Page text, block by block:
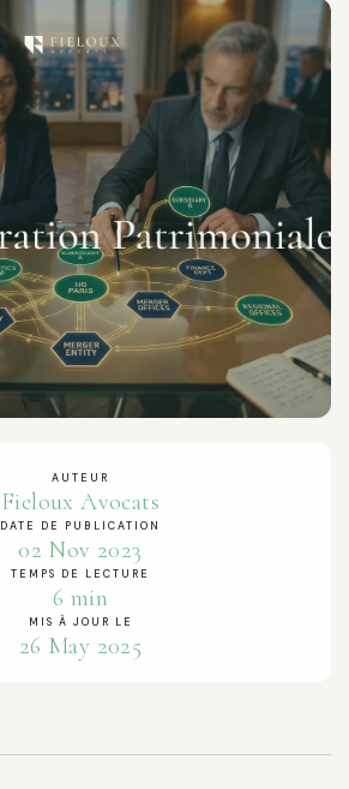
AUTEUR
Fieloux Avocats
DATE DE PUBLICATION
02 Nov 2023
TEMPS DE LECTURE
6 min
MIS À JOUR LE
26 May 2025